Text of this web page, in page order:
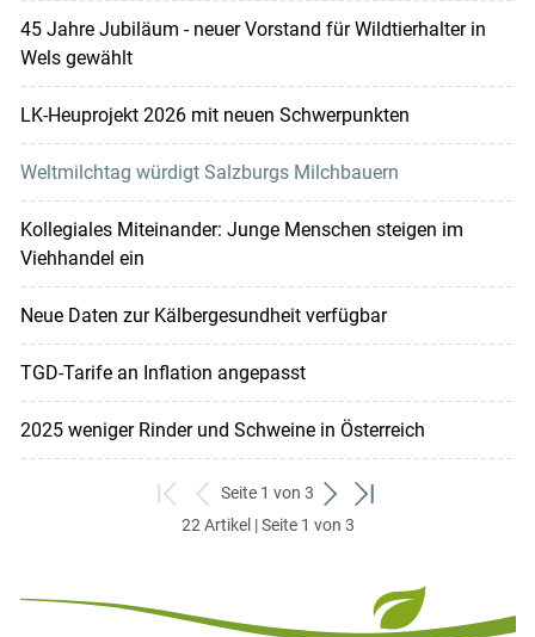
45 Jahre Jubiläum - neuer Vorstand für Wildtierhalter in
Wels gewählt
LK-Heuprojekt 2026 mit neuen Schwerpunkten
Weltmilchtag würdigt Salzburgs Milchbauern
Kollegiales Miteinander: Junge Menschen steigen im
Viehhandel ein
Neue Daten zur Kälbergesundheit verfügbar
TGD-Tarife an Inflation angepasst
2025 weniger Rinder und Schweine in Österreich
zum
ersten
zurück
zum
Seite 1 von 3
weiter
zum
zum
22 Artikel | Seite 1 von 3